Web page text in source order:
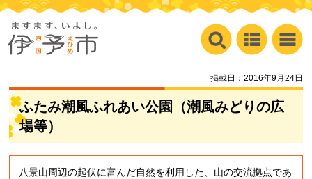
掲載日：2016年9月24日
ふたみ潮風ふれあい公園（潮風みどりの広
場等）
八景山周辺の起伏に富んだ自然を利用した、山の交流拠点であ